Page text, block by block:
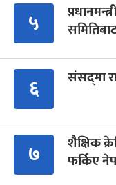
५
६ संसद्‍मा
७
शैक्षिक
फर्किए